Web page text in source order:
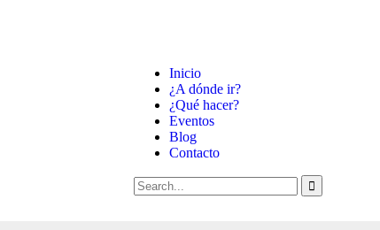
Inicio
¿A dónde ir?
¿Qué hacer?
Eventos
Blog
Contacto